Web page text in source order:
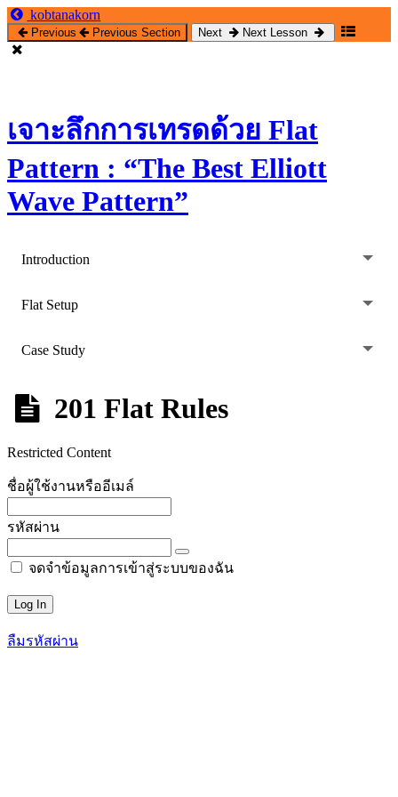
Return
to
course:
เทรด
Flat
Pattern
Elliott
Wave
kobtanakorn
Previous Previous Section Next Next Lesson
เจาะลึกการเทรดด้วย Flat
Pattern : “The Best Elliott
Wave Pattern”
Introduction
Flat Setup
Case Study
201 Flat Rules
Restricted Content
ชื่อผู้ใช้งานหรืออีเมล์
รหัสผ่าน
จดจำข้อมูลการเข้าสู่ระบบของฉัน
ลืมรหัสผ่าน